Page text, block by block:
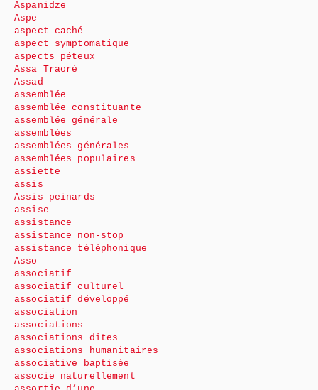
Aspanidze
Aspe
aspect caché
aspect symptomatique
aspects péteux
Assa Traoré
Assad
assemblée
assemblée constituante
assemblée générale
assemblées
assemblées générales
assemblées populaires
assiette
assis
Assis peinards
assise
assistance
assistance non-stop
assistance téléphonique
Asso
associatif
associatif culturel
associatif développé
association
associations
associations dites
associations humanitaires
associative baptisée
associe naturellement